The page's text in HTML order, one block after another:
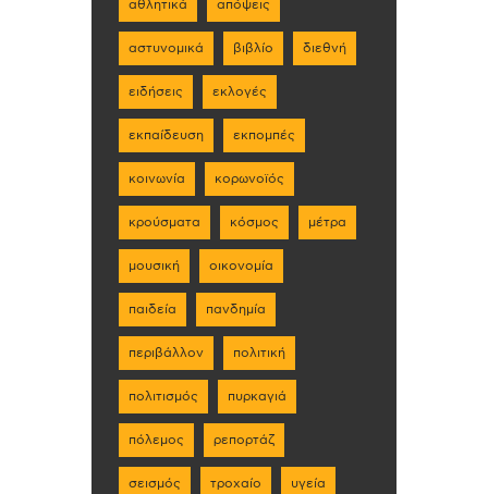
αθλητικά απόψεις
αστυνομικά βιβλίο διεθνή
ειδήσεις εκλογές
εκπαίδευση εκπομπές
κοινωνία κορωνοϊός
κρούσματα κόσμος μέτρα
μουσική οικονομία
παιδεία πανδημία
περιβάλλον πολιτική
πολιτισμός πυρκαγιά
πόλεμος ρεπορτάζ
σεισμός τροχαίο υγεία